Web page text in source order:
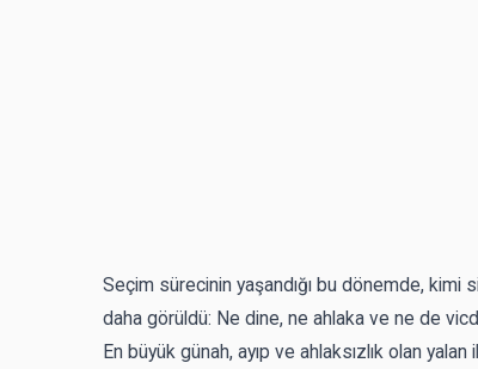
Seçim sürecinin yaşandığı bu dönemde, kimi
daha görüldü: Ne dine, ne ahlaka ve ne de
En büyük günah, ayıp ve ahlaksızlık olan